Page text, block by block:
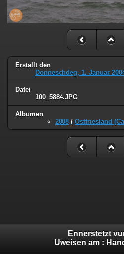
Erstallt den
Donneschdeg, 1. Januar
Datei
100_5884.JPG
Albumen
2008 / Ostfriesland
Ennerstetzt
Uweisen am :